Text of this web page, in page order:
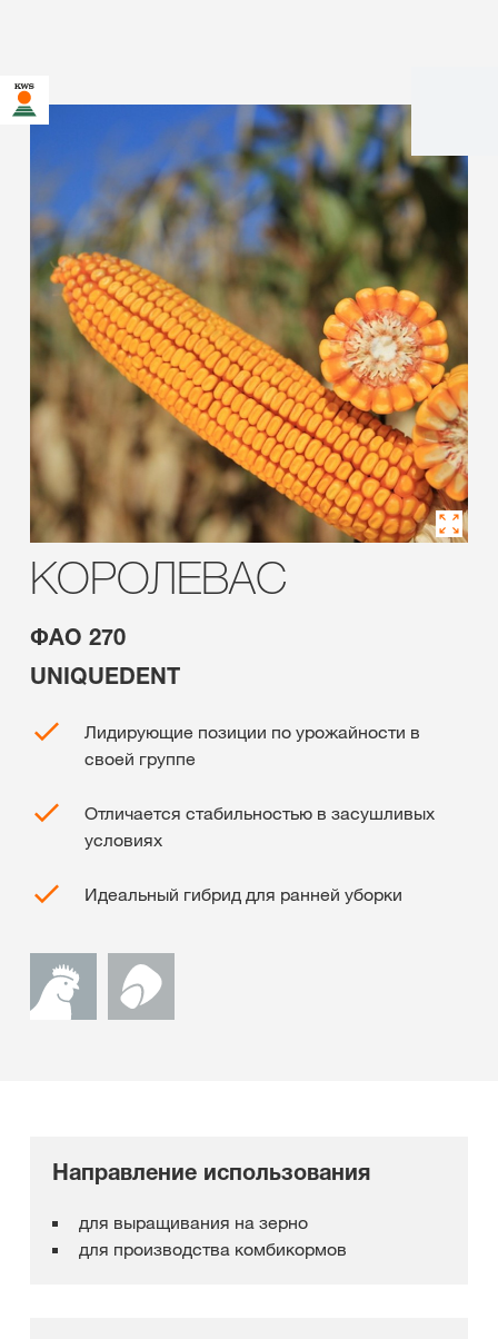
КОРОЛЕВАС
ФАО 270
UNIQUEDENT
Лидирующие позиции по урожайности в
своей группе
Отличается стабильностью в засушливых
условиях
Идеальный гибрид для ранней уборки
Направление использования
для выращивания на зерно
для производства комбикормов